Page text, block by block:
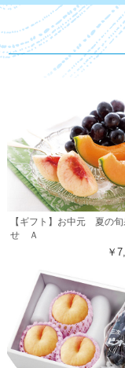
【ギフト】お中元 夏の旬
せ Ａ
￥